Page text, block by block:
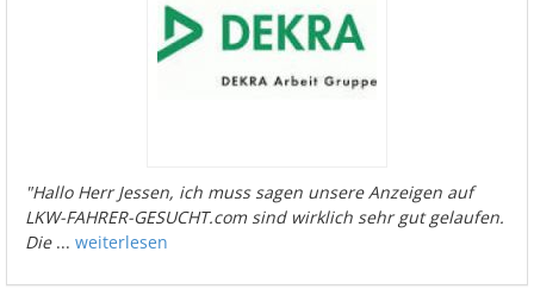
"Hallo Herr Jessen, ich muss sagen unsere Anzeigen auf
LKW-FAHRER-GESUCHT.com sind wirklich sehr gut gelaufen.
Die... weiterlesen